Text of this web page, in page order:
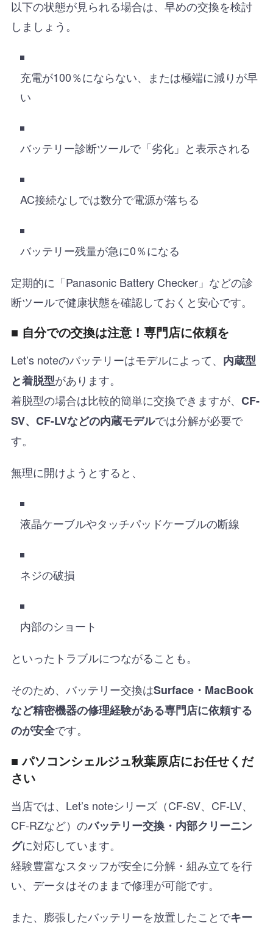
以下の状態が見られる場合は、早めの交換を検討
しましょう。
充電が100％にならない、または極端に減りが早
い
バッテリー診断ツールで「劣化」と表示される
AC接続なしでは数分で電源が落ちる
バッテリー残量が急に0％になる
定期的に「Panasonic Battery Checker」などの診
断ツールで健康状態を確認しておくと安心です。
■ 自分での交換は注意！専門店に依頼を
Let’s noteのバッテリーはモデルによって、 内蔵型
と着脱型があります。
着脱型の場合は比較的簡単に交換できますが、 CF-
SV、CF-LVなどの内蔵モデルでは分解が必要で
す。
無理に開けようとすると、
液晶ケーブルやタッチパッドケーブルの断線
ネジの破損
内部のショート
といったトラブルにつながることも。
そのため、バッテリー交換はSurface・MacBook
など精密機器の修理経験がある専門店に依頼する
のが安全です。
■ パソコンシェルジュ秋葉原店にお任せくだ
さい
当店では、Let’s noteシリーズ（CF-SV、CF-LV、
CF-RZなど）のバッテリー交換・内部クリーニン
グに対応しています。
経験豊富なスタッフが安全に分解・組み立てを行
い、データはそのままで修理が可能です。
また、膨張したバッテリーを放置したことでキー